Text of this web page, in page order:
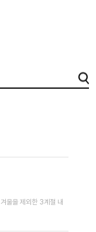
울을 제외한 3계절 내